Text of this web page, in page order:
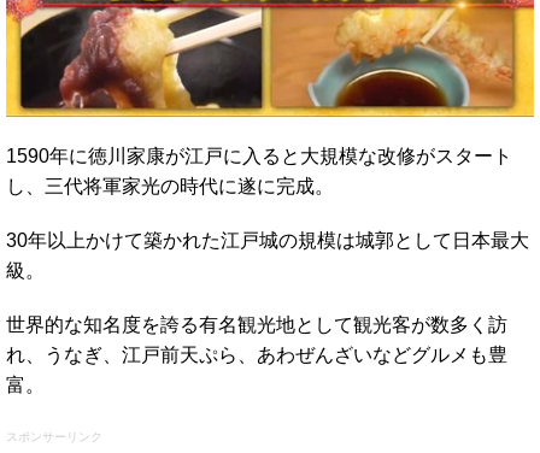
1590年に徳川家康が江戸に入ると大規模な改修がスタート
し、三代将軍家光の時代に遂に完成。
30年以上かけて築かれた江戸城の規模は城郭として日本最大
級。
世界的な知名度を誇る有名観光地として観光客が数多く訪
れ、うなぎ、江戸前天ぷら、あわぜんざいなどグルメも豊
富。
スポンサーリンク